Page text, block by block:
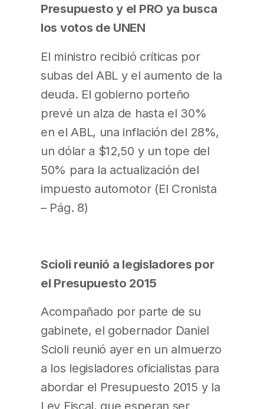
Presupuesto y el PRO ya busca
los votos de UNEN
El ministro recibió críticas por
subas del ABL y el aumento de la
deuda. El gobierno porteño
prevé un alza de hasta el 30%
en el ABL, una inflación del 28%,
un dólar a $12,50 y un tope del
50% para la actualización del
impuesto automotor (El Cronista
– Pág. 8)
Scioli reunió a legisladores por
el Presupuesto 2015
Acompañado por parte de su
gabinete, el gobernador Daniel
Scioli reunió ayer en un almuerzo
a los legisladores oficialistas para
abordar el Presupuesto 2015 y la
Ley Fiscal, que esperan ser